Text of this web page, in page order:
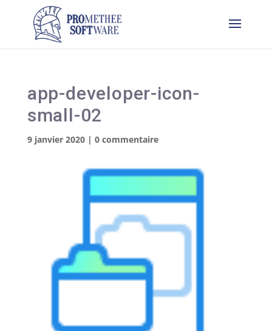
app-developer-icon-
small-02
9 janvier 2020| 0 commentaire